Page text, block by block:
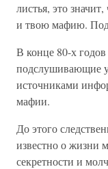
листья, это
и твою мафию.
В конце 80-х
подслушивающие
источниками
мафии.
До этого
известно о жизни
секретности и